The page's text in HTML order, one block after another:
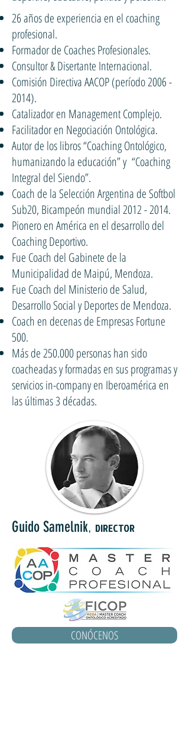
26 años de experiencia en el coaching
profesional.
Formador de Coaches Profesionales.
Consultor & Disertante Internacional.
Comisión Directiva AACOP (período2006 -
2014).
Catalizador en Management Complejo.
Facilitador en Negociación Ontológica.
Autor de los libros “Coaching Ontológico,
humanizando la educación” y “Coaching
Integral del Siendo”.
Coach de la Selección Argentina de Softbol
Sub20, Bicampeón mundial2012 - 2014.
Pionero en América en el desarrollo del
Coaching Deportivo.
Fue Coach del Gabinete de la
Municipalidad de Maipú, Mendoza.
Fue Coach del Ministerio de Salud,
Desarrollo Social y Deportes de Mendoza.
Coach en decenas de Empresas Fortune
500.
Más de 250.000 personas han sido
coacheadas y formadas en sus programas y
servicios in-company en Iberoamérica en
las últimas 3 décadas.
Guido Samelnik, DIRECTOR
CONÓCENOS